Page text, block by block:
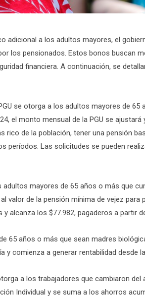
adicional a los adultos mayores, el
los pensionados. Estos bonos buscan
financiera. A continuación, se
se otorga a los adultos mayores de
el monto mensual de la PGU se ajustará
rico de la población, tener una pensión
períodos. Las solicitudes se pueden
adultos mayores de 65 años o más que
valor de la pensión mínima de vejez para
alcanza los $77.982, pagaderos a partir
65 años o más que sean madres
y comienza a generar rentabilidad desde
a los trabajadores que cambiaron del
Individual y se suma a los ahorros